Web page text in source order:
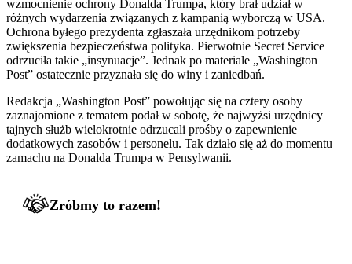
wzmocnienie ochrony Donalda Trumpa, który brał udział w
różnych wydarzenia związanych z kampanią wyborczą w USA.
Ochrona byłego prezydenta zgłaszała urzędnikom potrzeby
zwiększenia bezpieczeństwa polityka. Pierwotnie Secret Service
odrzuciła takie „insynuacje”. Jednak po materiale „Washington
Post” ostatecznie przyznała się do winy i zaniedbań.
Redakcja „Washington Post” powołując się na cztery osoby
zaznajomione z tematem podał w sobotę, że najwyżsi urzędnicy
tajnych służb wielokrotnie odrzucali prośby o zapewnienie
dodatkowych zasobów i personelu. Tak działo się aż do momentu
zamachu na Donalda Trumpa w Pensylwanii.
Zróbmy to razem!